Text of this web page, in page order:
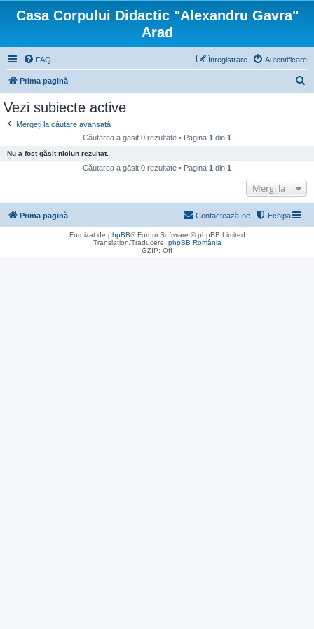
Casa Corpului Didactic "Alexandru Gavra"
Arad
FAQ Autentificare
Înregistrare
Prima pagină
e
Vezi subiecte active
Mergeți la căutare avansată
Căutarea a găsit 0 rezultate • Pagina 1 din 1
Nu a fost găsit niciun rezultat.
Căutarea a găsit 0 rezultate • Pagina 1 din 1
Mergi la
Prima pagină Echipa
Contactează-ne
Furnizat de phpBB® Forum Software © phpBB Limited
Translation/Traducere: phpBB România
GZIP: Off